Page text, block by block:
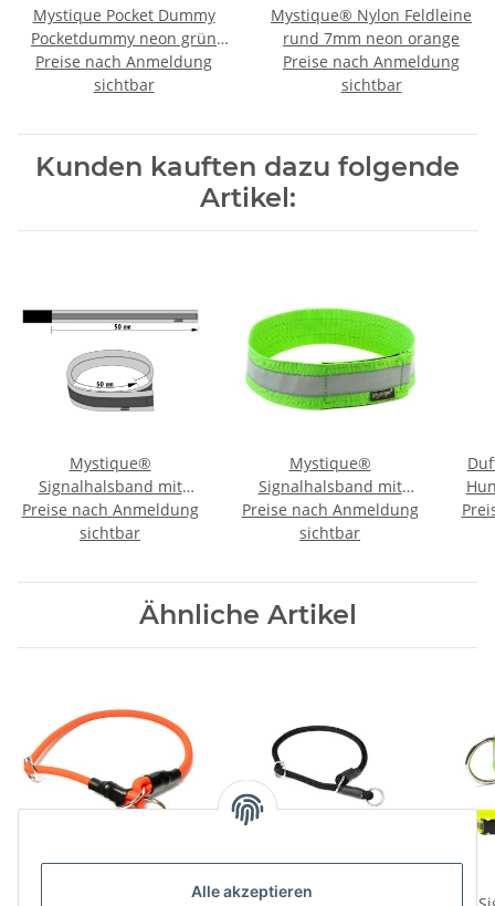
Alle akzeptieren
Mystique Pocket Dummy
Pocketdummy neon grün
85g
Preise nach Anmeldung
sichtbar
Mystique® Nylon Feldleine
rund 7mm neon orange
Preise nach Anmeldung
sichtbar
Kunden kauften dazu folgende
Artikel:
Mystique®
Signalhalsband mit
Klettverschluss
Reflexhalsband 45cm
Preise nach Anmeldung
sichtbar
Mystique®
Signalhalsband mit
Klettverschluss
Reflexhalsband 50cm
Preise nach Anmeldung
sichtbar
Ähnliche Artikel